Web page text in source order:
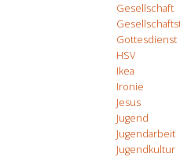
Gesellschaft
Gottesdienst
HSV
Ikea
Ironie
Jesus
Jugend
Jugendarbeit
Jugendkultur